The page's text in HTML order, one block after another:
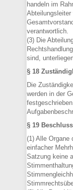
handeln im
Abteilungsleiter
verantwortlich.
(3) Die
sind,
§ 18
Die
werden in der
§ 19
(1) Alle Organe
einfacher
Satzung keine